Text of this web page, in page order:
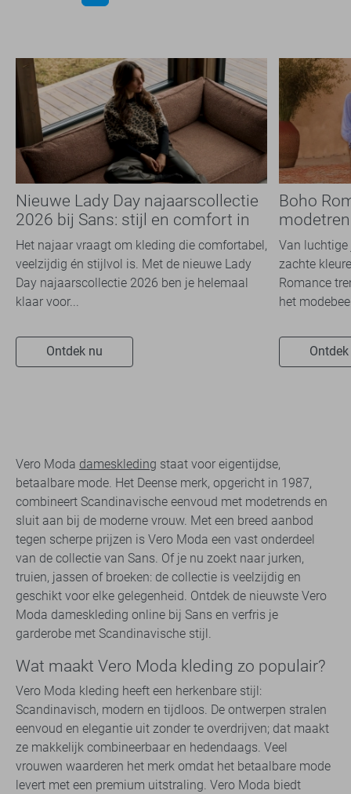
Nieuwe Lady Day najaarscollectie
2026 bij Sans: stijl en comfort in
travelkwaliteit
Het najaar vraagt om kleding die comfortabel,
veelzijdig én stijlvol is. Met de nieuwe Lady
Day najaarscollectie 2026 ben je helemaal
klaar voor...
Ontdek nu
Boho
overal
Van luchtige
zachte
Romance
het
Vero Moda dameskleding staat voor eigentijdse,
betaalbare mode. Het Deense merk, opgericht in 1987,
combineert Scandinavische eenvoud met modetrends en
sluit aan bij de moderne vrouw. Met een breed aanbod
tegen scherpe prijzen is Vero Moda een vast onderdeel
van de collectie van Sans. Of je nu zoekt naar jurken,
truien, jassen of broeken: de collectie is veelzijdig en
geschikt voor elke gelegenheid. Ontdek de nieuwste Vero
Moda dameskleding online bij Sans en verfris je
garderobe met Scandinavische stijl.
Wat maakt Vero Moda kleding zo populair?
Vero Moda kleding heeft een herkenbare stijl:
Scandinavisch, modern en tijdloos. De ontwerpen stralen
eenvoud en elegantie uit zonder te overdrijven; dat maakt
ze makkelijk combineerbaar en hedendaags. Veel
vrouwen waarderen het merk omdat het betaalbare mode
levert met een premium uitstraling. Vero Moda biedt